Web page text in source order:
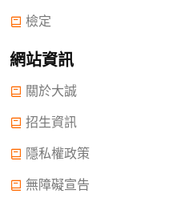
檢定
網站資訊
關於大誠
招生資訊
隱私權政策
無障礙宣告